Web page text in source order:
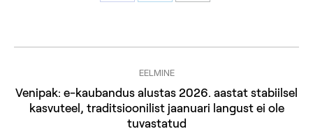
EELMINE
Previous
post:
Venipak: e-kaubandus alustas 2026. aastat stabiilsel
kasvuteel, traditsioonilist jaanuari langust ei ole
tuvastatud